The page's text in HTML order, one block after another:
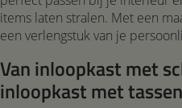
items laten stralen. Met een
een verlengstuk van je
Van inloopkast met
inloopkast met